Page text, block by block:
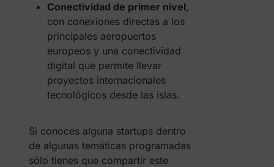
Conectividad de primer nivel,
con conexiones directas a los
principales aeropuertos
europeos y una conectividad
digital que permite llevar
proyectos internacionales
tecnológicos desde las islas.
Si conoces alguna startups dentro
de algunas temáticas programadas
sólo tienes que compartir este